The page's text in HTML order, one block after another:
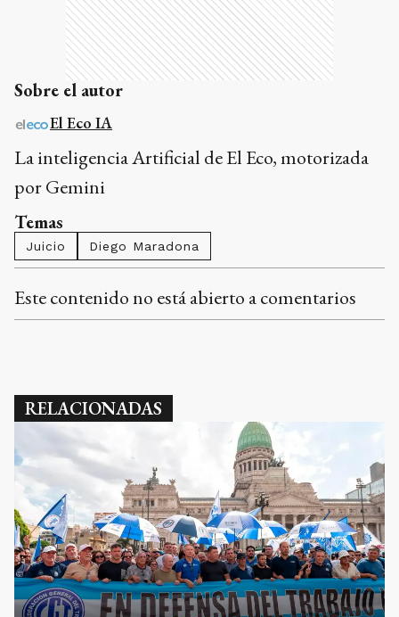
Sobre el autor
El Eco IA
La inteligencia Artificial de El Eco, motorizada
por Gemini
Temas
Juicio Diego Maradona
Este contenido no está abierto a comentarios
RELACIONADAS